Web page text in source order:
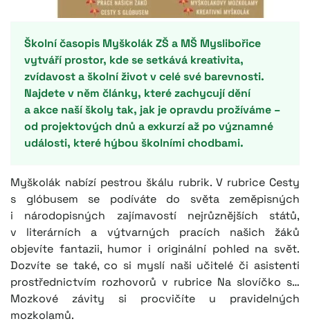
Školní časopis Myškolák ZŠ a MŠ Myslibořice
vytváří prostor, kde se setkává kreativita,
zvídavost a školní život v celé své barevnosti.
Najdete v něm články, které zachycují dění
a akce naší školy tak, jak je opravdu prožíváme –
od projektových dnů a exkurzí až po významné
události, které hýbou školními chodbami.
Myškolák nabízí pestrou škálu rubrik. V rubrice Cesty
s glóbusem se podíváte do světa zeměpisných
i národopisných zajímavostí nejrůznějších států,
v literárních a výtvarných pracích našich žáků
objevíte fantazii, humor i originální pohled na svět.
Dozvíte se také, co si myslí naši učitelé či asistenti
prostřednictvím rozhovorů v rubrice Na slovíčko s…
Mozkové závity si procvičíte u pravidelných
mozkolamů.